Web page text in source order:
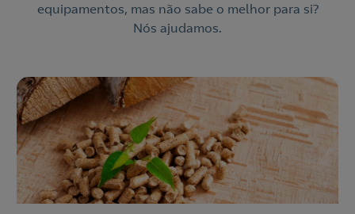
equipamentos, mas não sabe o melhor para si?
Nós ajudamos.